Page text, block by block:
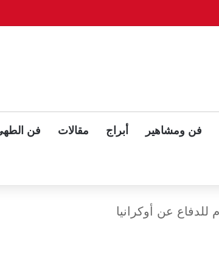
مع بوتين وزيلينسكي بعد قمة ألاسكا
فن ومشاهير أبراج مقالات فن
عن أوكرانيا